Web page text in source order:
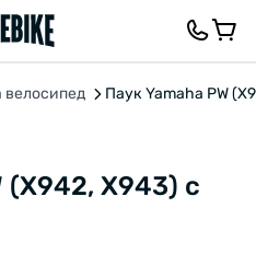
велосипед Паук Yamaha PW
(X942, X943) с
ВІДГУКИ ТА ЗАПИТАННЯ